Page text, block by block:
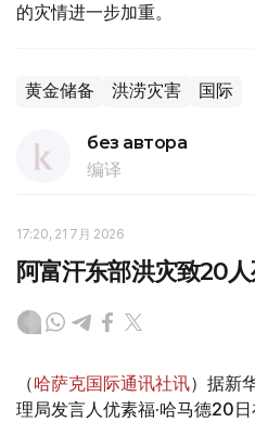
的灾情进一步加重。
黄金储备 洪涝灾害 国际
без автора
编译
17:20, 21 7月 2026
阿富汗东部洪灾致20
（哈萨克国际通讯社讯）据新
理局发言人优素福·哈马德20